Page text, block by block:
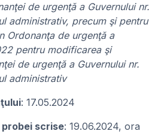
de urgenţă a Guvernului nr.
administrativ, precum şi pentru
Ordonanţa de urgenţă a
pentru modificarea şi
de urgenţă a Guvernului nr.
administrativ
: 17.05.2024
scrise: 19.06.2024, ora